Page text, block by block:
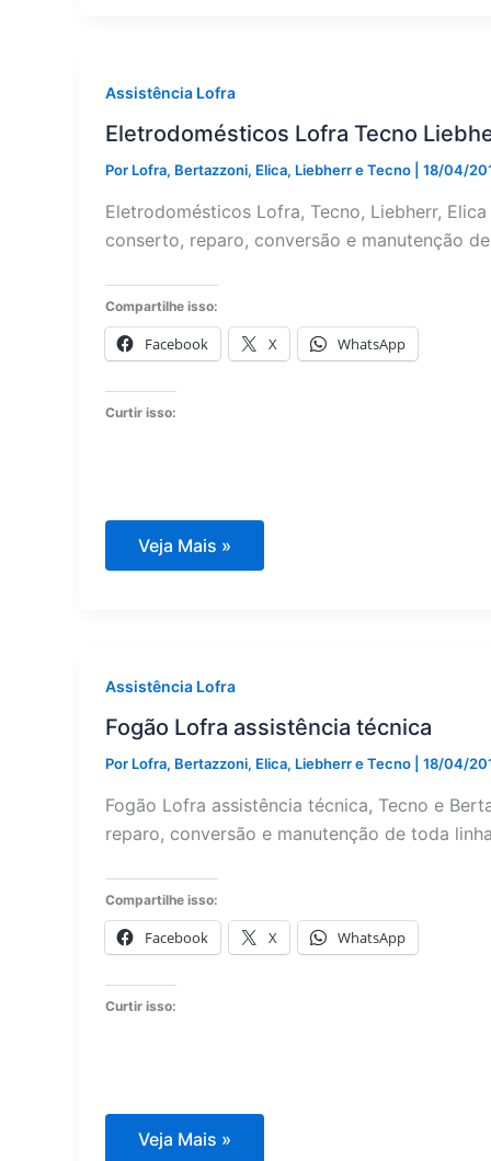
Assistência Lofra
Eletrodomésticos Lofra Tecno
Por Lofra, Bertazzoni, Elica, Liebherr e Tecno 18/04/
Eletrodomésticos Lofra, Tecno, Liebherr,
conserto, reparo, conversão e manutenção
Compartilhe isso:
Facebook X WhatsApp
Curtir isso:
Eletrodomésticos
Lofra
Veja Mais »
Assistência Lofra
Fogão Lofra assistência técnica
Por Lofra, Bertazzoni, Elica, Liebherr e Tecno 18/04/
Fogão Lofra assistência técnica, Tecno e
reparo, conversão e manutenção de toda
Compartilhe isso:
Facebook X WhatsApp
Curtir isso:
Fogão
Lofra
Veja Mais »